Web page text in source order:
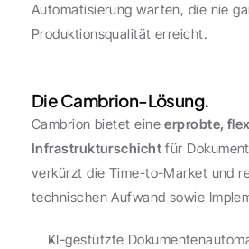
Automatisierung warten, die nie
Produktionsqualität erreicht.
Die Cambrion-Lösung.
Cambrion bietet eine erprobte,
Infrastrukturschicht für
verkürzt die Time-to-Market und
technischen Aufwand sowie
KI-gestützte